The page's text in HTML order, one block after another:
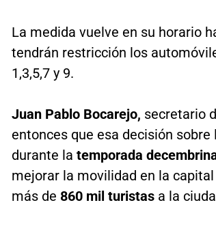
La medida vuelve en su horario
tendrán restricción los
1,3,5,7 y 9.
Juan Pablo Bocarejo, secretario
entonces que esa decisión sobre
durante la temporada
mejorar la movilidad en la
más de 860 mil turistasa la